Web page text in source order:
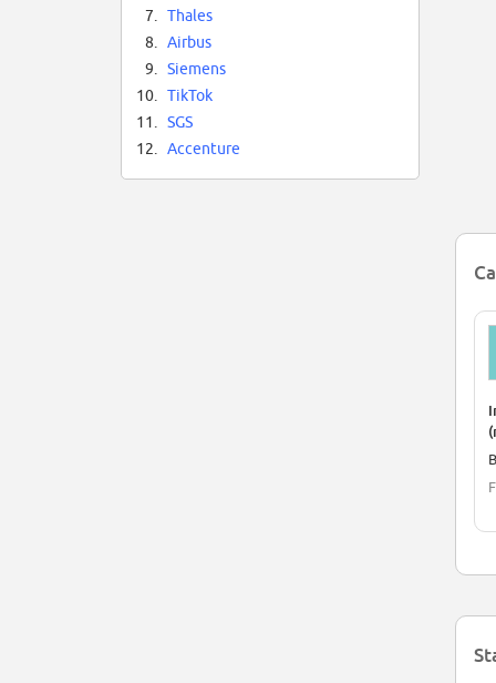
7.
Thales
8.
Airbus
9.
Siemens
10.
TikTok
11.
SGS
12.
Accenture